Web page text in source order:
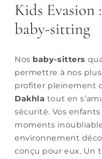
Kids Evasion
baby-sitting
Nos baby-sitters
permettre à nos
profiter pleinement
Dakhla tout en
sécurité. Vos
moments
environnement
conçu pour eux. Un